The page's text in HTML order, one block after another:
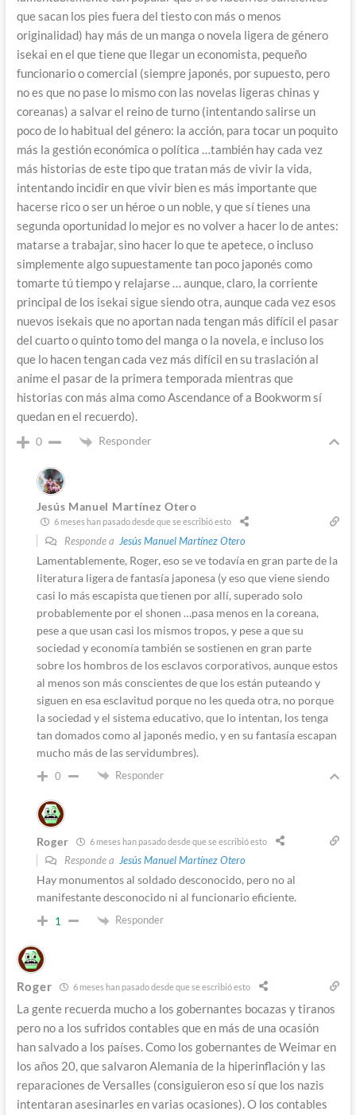
que sacan los pies fuera del tiesto con más o menos
originalidad) hay más de un manga o novela ligera de género
isekai en el que tiene que llegar un economista, pequeño
funcionario o comercial (siempre japonés, por supuesto, pero
no es que no pase lo mismo con las novelas ligeras chinas y
coreanas) a salvar el reino de turno (intentando salirse un
poco de lo habitual del género: la acción, para tocar un poquito
más la gestión económica o política …también hay cada vez
más historias de este tipo que tratan más de vivir la vida,
intentando incidir en que vivir bien es más importante que
hacerse rico o ser un héroe o un noble, y que sí tienes una
segunda oportunidad lo mejor es no volver a hacer lo de antes:
matarse a trabajar, sino hacer lo que te apetece, o incluso
simplemente algo supuestamente tan poco japonés como
tomarte tú tiempo y relajarse … aunque, claro, la corriente
principal de los isekai sigue siendo otra, aunque cada vez esos
nuevos isekais que no aportan nada tengan más difícil el pasar
del cuarto o quinto tomo del manga o la novela, e incluso los
que lo hacen tengan cada vez más difícil en su traslación al
anime el pasar de la primera temporada mientras que
historias con más alma como Ascendance of a Bookworm sí
quedan en el recuerdo).
0 Responder
Jesús Manuel Martínez Otero
6 meses han pasado desde que se escribió esto
Responde a Jesús Manuel Martínez Otero
Lamentablemente, Roger, eso se ve todavía en gran parte de la
literatura ligera de fantasía japonesa (y eso que viene siendo
casi lo más escapista que tienen por allí, superado solo
probablemente por el shonen …pasa menos en la coreana,
pese a que usan casi los mismos tropos, y pese a que su
sociedad y economía también se sostienen en gran parte
sobre los hombros de los esclavos corporativos, aunque estos
al menos son más conscientes de que los están puteando y
siguen en esa esclavitud porque no les queda otra, no porque
la sociedad y el sistema educativo, que lo intentan, los tenga
tan domados como al japonés medio, y en su fantasía escapan
mucho más de las servidumbres).
0 Responder
Roger 6 meses han pasado desde que se escribió esto
Responde a Jesús Manuel Martínez Otero
Hay monumentos al soldado desconocido, pero no al
manifestante desconocido ni al funcionario eficiente.
1 Responder
Roger 6 meses han pasado desde que se escribió esto
La gente recuerda mucho a los gobernantes bocazas y tiranos
pero no a los sufridos contables que en más de una ocasión
han salvado a los países. Como los gobernantes de Weimar en
los años 20, que salvaron Alemania de la hiperinflación y las
reparaciones de Versalles (consiguieron eso sí que los nazis
intentaran asesinarles en varias ocasiones). O los contables